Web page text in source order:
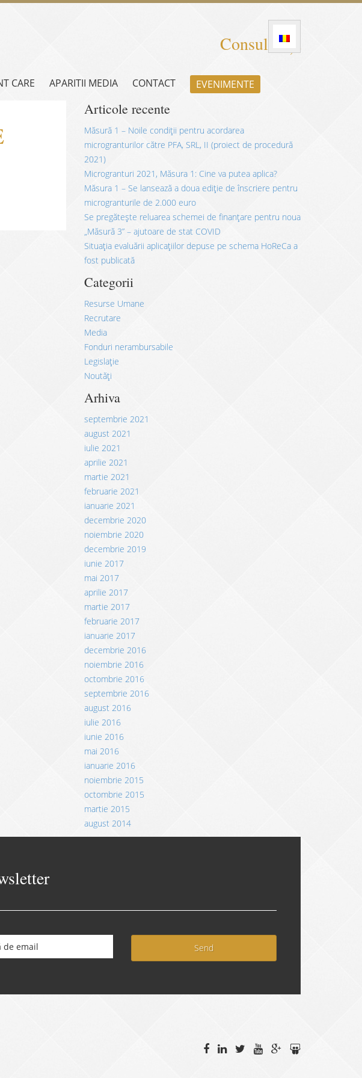
Consultanță
CARE APARITII MEDIA CONTACT EVENIMENTE
Articole recente
Măsură 1 – Noile condiții pentru acordarea
microgranturilor către PFA, SRL, II (proiect de procedură
2021)
Microgranturi 2021, Măsura 1: Cine va putea aplica?
Măsura 1 – Se lansează a doua ediție de înscriere pentru
microgranturile de 2.000 euro
Se pregătește reluarea schemei de finanțare pentru noua
„Măsură 3” – ajutoare de stat COVID
Situația evaluării aplicațiilor depuse pe schema HoReCa a
fost publicată
Categorii
Resurse Umane
Recrutare
Media
Fonduri nerambursabile
Legislație
Noutăți
Arhiva
septembrie 2021
august 2021
iulie 2021
aprilie 2021
martie 2021
februarie 2021
ianuarie 2021
decembrie 2020
noiembrie 2020
decembrie 2019
iunie 2017
mai 2017
aprilie 2017
martie 2017
februarie 2017
ianuarie 2017
decembrie 2016
noiembrie 2016
octombrie 2016
septembrie 2016
august 2016
iulie 2016
iunie 2016
mai 2016
ianuarie 2016
noiembrie 2015
octombrie 2015
martie 2015
august 2014
Send